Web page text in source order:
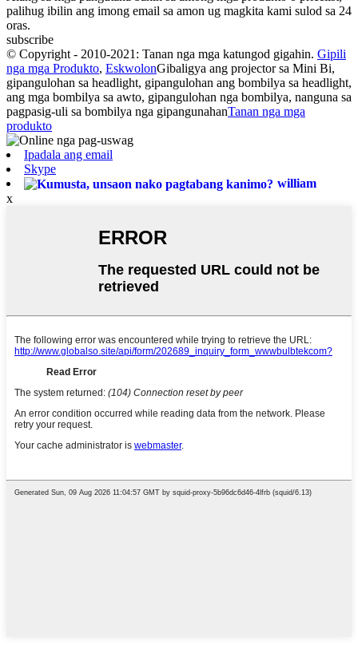
palihug ibilin ang imong email sa amon ug magkita kami sulod sa 24
oras.
subscribe
© Copyright - 2010-2021: Tanan nga mga katungod gigahin. Gipili
nga mga Produkto, EskwolonGibaligya ang projector sa Mini Bi,
gipangulohan sa headlight, gipangulohan ang bombilya sa headlight,
ang mga bombilya sa awto, gipangulohan nga bombilya, nanguna sa
pagpasig-uli sa bombilya nga gipangunahanTanan nga mga
produkto
Ipadala ang email
Skype
william
x